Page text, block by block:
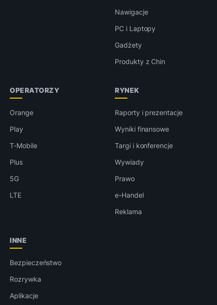
Nawigacje
PC i Laptopy
Gadżety
Produkty z Chin
OPERATORZY
Orange
Play
T-Mobile
Plus
5G
LTE
RYNEK
Raporty i prezentacje
Wyniki finansowe
Targi i konferencje
Wywiady
Prawo
e-Handel
Reklama
INNE
Bezpieczeństwo
Rozrywka
Aplikacje